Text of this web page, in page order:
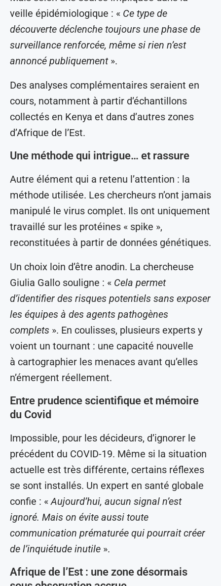
veille épidémiologique : « Ce type de
découverte déclenche toujours une phase de
surveillance renforcée, même si rien n’est
annoncé publiquement ».
Des analyses complémentaires seraient en
cours, notamment à partir d’échantillons
collectés en Kenya et dans d’autres zones
d’Afrique de l’Est.
Une méthode qui intrigue… et rassure
Autre élément qui a retenu l’attention : la
méthode utilisée. Les chercheurs n’ont jamais
manipulé le virus complet. Ils ont uniquement
travaillé sur les protéines « spike »,
reconstituées à partir de données génétiques.
Un choix loin d’être anodin. La chercheuse
Giulia Gallo souligne : « Cela permet
d’identifier des risques potentiels sans exposer
les équipes à des agents pathogènes
complets ». En coulisses, plusieurs experts y
voient un tournant : une capacité nouvelle
à cartographier les menaces avant qu’elles
n’émergent réellement.
Entre prudence scientifique et mémoire
du Covid
Impossible, pour les décideurs, d’ignorer le
précédent du COVID-19. Même si la situation
actuelle est très différente, certains réflexes
se sont installés. Un expert en santé globale
confie : «Aujourd’hui, aucun signal n’est
ignoré. Mais on évite aussi toute
communication prématurée qui pourrait créer
de l’inquiétude inutile ».
Afrique de l’Est : une zone désormais